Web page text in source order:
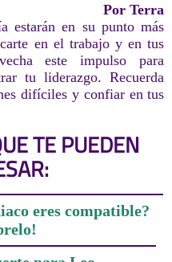
Por Terra
estarán en su punto más
en el trabajo y en tus
este impulso para
tu liderazgo. Recuerda
difíciles y confiar en tus
TE PUEDEN
eres compatible?